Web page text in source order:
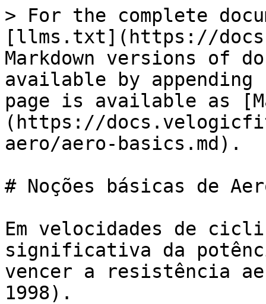
> For the complete
[llms.txt](https://
Markdown versions of
available by
page is available as
(https://
aero/aero-basics.md).
# Noções básicas de
Em velocidades de
significativa da
vencer a resistência
1998).